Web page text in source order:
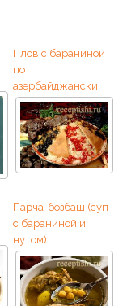
Плов с бараниной
по
азербайджански
Парча-бозбаш (суп
с бараниной и
нутом)